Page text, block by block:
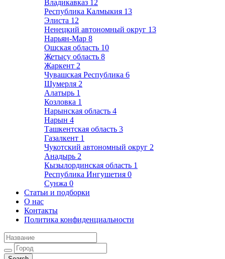
Владикавказ 12
Республика Калмыкия 13
Элиста 12
Ненецкий автономный округ 13
Нарьян-Мар 8
Ошская область 10
Жетысу область 8
Жаркент 2
Чувашская Республика 6
Шумерля 2
Алатырь 1
Козловка 1
Нарынская область 4
Нарын 4
Ташкентская область 3
Газалкент 1
Чукотский автономный округ 2
Анадырь 2
Кызылординская область 1
Республика Ингушетия 0
Сунжа 0
Статьи и подборки
О нас
Контакты
Политика конфиденциальности